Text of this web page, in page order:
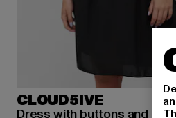
CLOUD5IVE
Dress with buttons and